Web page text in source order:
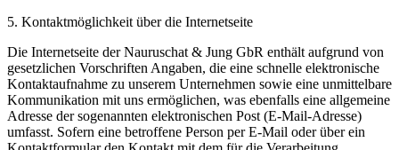
5. Kontaktmöglichkeit über die Internetseite
Die Internetseite der Nauruschat & Jung GbR enthält aufgrund von
gesetzlichen Vorschriften Angaben, die eine schnelle elektronische
Kontaktaufnahme zu unserem Unternehmen sowie eine unmittelbare
Kommunikation mit uns ermöglichen, was ebenfalls eine allgemeine
Adresse der sogenannten elektronischen Post (E-Mail-Adresse)
umfasst. Sofern eine betroffene Person per E-Mail oder über ein